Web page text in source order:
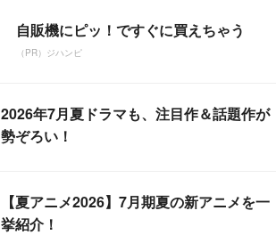
自販機にピッ！ですぐに買えちゃう
（PR）ジハンピ
2026年7月夏ドラマも、注目作＆話題作が
勢ぞろい！
【夏アニメ2026】7月期夏の新アニメを一
挙紹介！